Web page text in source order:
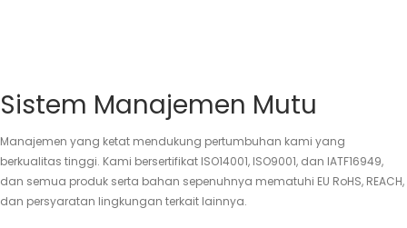
Sistem Manajemen Mutu
Manajemen yang ketat mendukung pertumbuhan kami yang
berkualitas tinggi. Kami bersertifikat ISO14001, ISO9001, dan IATF16949,
dan semua produk serta bahan sepenuhnya mematuhi EU RoHS, REACH,
dan persyaratan lingkungan terkait lainnya.